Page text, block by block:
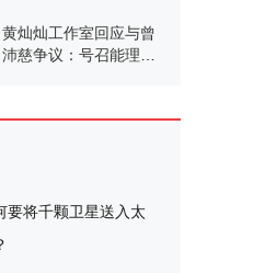
黄灿灿工作室回应与曾
沛慈争议：号召能理智
要将千颗卫星送入太